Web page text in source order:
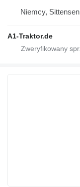
Niemcy, Sittensen
A1-Traktor.de